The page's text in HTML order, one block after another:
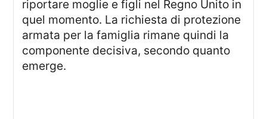
riportare moglie e figli nel Regno Unito in
quel momento. La richiesta di protezione
armata per la famiglia rimane quindi la
componente decisiva, secondo quanto
emerge.